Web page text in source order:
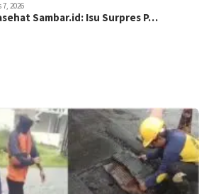
2026
Sambar.id: Isu Surpres P…